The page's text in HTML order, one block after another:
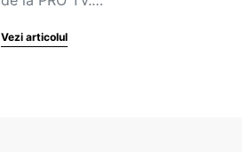
Vezi articolul